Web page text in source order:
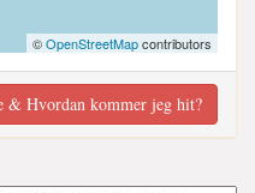
©OpenStreetMapcontributors
& Hvordan kommer jeg hit?